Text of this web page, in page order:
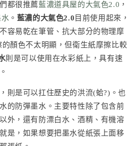
都很推薦藍濃道具屋的大氣色2.0 ，
。 藍濃的大氣色2.0 目前使用起來，
容易乾在筆管、抗大部分的物理摩
顏色不太明顯，但衛生紙摩擦比較
則是可以使用在水彩紙上，具有速
，則是可以扛住歷史的洪流(蛤?)。也
的防彈墨水。主要特性除了包含前
外，還有防漂白水、酒精、有機溶
是，如果想要把墨水從紙張上面移